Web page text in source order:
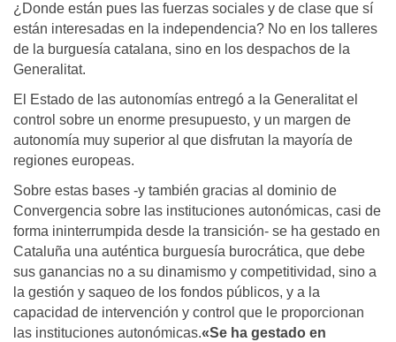
¿Donde están pues las fuerzas sociales y de clase que sí
están interesadas en la independencia? No en los talleres
de la burguesía catalana, sino en los despachos de la
Generalitat.
El Estado de las autonomías entregó a la Generalitat el
control sobre un enorme presupuesto, y un margen de
autonomía muy superior al que disfrutan la mayoría de
regiones europeas.
Sobre estas bases -y también gracias al dominio de
Convergencia sobre las instituciones autonómicas, casi de
forma ininterrumpida desde la transición- se ha gestado en
Cataluña una auténtica burguesía burocrática, que debe
sus ganancias no a su dinamismo y competitividad, sino a
la gestión y saqueo de los fondos públicos, y a la
capacidad de intervención y control que le proporcionan
las instituciones autonómicas.«Se ha gestado en